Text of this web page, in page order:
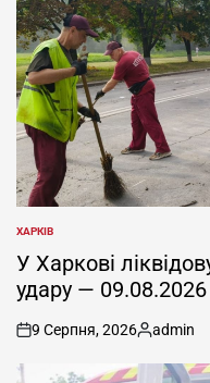
ОПУБЛІКУВАТИ
У
ХАРКІВ
У Харкові
удару — 09.08.2026
on
9 Серпня, 2026 admin